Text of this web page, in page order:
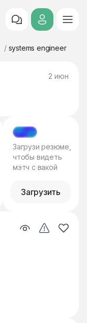
systems engineer
2 июн
МЭТЧ
Загрузи резюме,
чтобы видеть
мэтч с вакой
Загрузить